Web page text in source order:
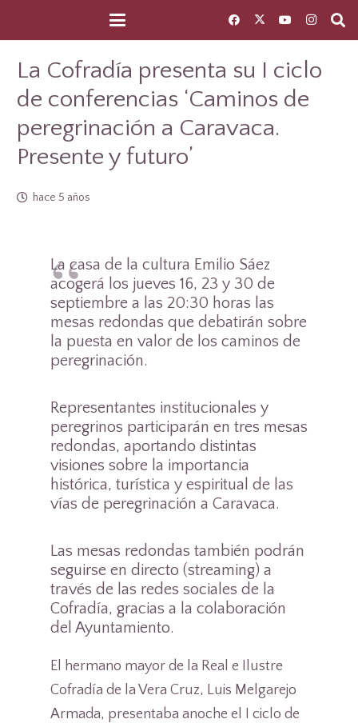
La Cofradía presenta su I ciclo
de conferencias ‘Caminos de
peregrinación a Caravaca.
Presente y futuro’
hace 5 años
La casa de la cultura Emilio Sáez
acogerá los jueves 16, 23 y 30 de
septiembre a las 20:30 horas las
mesas redondas que debatirán sobre
la puesta en valor de los caminos de
peregrinación.
Representantes institucionales y
peregrinos participarán en tres mesas
redondas, aportando distintas
visiones sobre la importancia
histórica, turística y espiritual de las
vías de peregrinación a Caravaca.
Las mesas redondas también podrán
seguirse en directo (streaming) a
través de las redes sociales de la
Cofradía, gracias a la colaboración
del Ayuntamiento.
El hermano mayor de la Real e Ilustre
Cofradía de la Vera Cruz, Luis Melgarejo
Armada, presentaba anoche el I ciclo de